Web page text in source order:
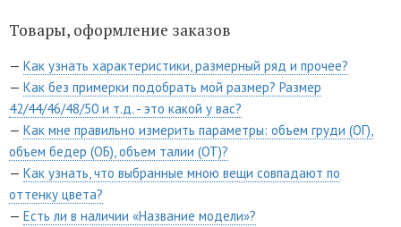
Товары, оформление заказов
— Как узнать характеристики, размерный ряд и прочее?
— Как без примерки подобрать мой размер? Размер
42/44/46/48/50 и т.д. - это какой у вас?
— Как мне правильно измерить параметры: объем груди (ОГ),
объем бедер (ОБ), объем талии (ОТ)?
— Как узнать, что выбранные мною вещи совпадают по
оттенку цвета?
— Есть ли в наличии «Название модели»?